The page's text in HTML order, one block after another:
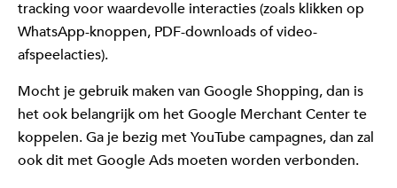
tracking voor waardevolle interacties (zoals klikken op
WhatsApp-knoppen, PDF-downloads of video-
afspeelacties).
Mocht je gebruik maken van Google Shopping, dan is
het ook belangrijk om het Google Merchant Center te
koppelen. Ga je bezig met YouTube campagnes, dan zal
ook dit met Google Ads moeten worden verbonden.